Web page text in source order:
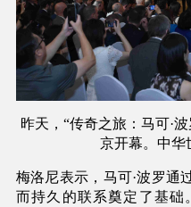
昨天，“传奇之旅：马可·
京开幕。中华
梅洛尼表示，马可·波罗通
而持久的联系奠定了基础